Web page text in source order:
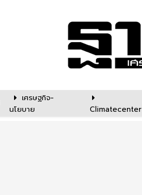
เศรษฐกิจ-
นโยบาย
Climatecenter